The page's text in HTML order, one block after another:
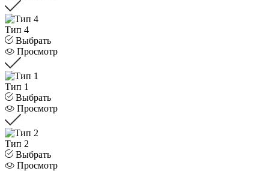
Тип 4
Выбрать
Просмотр
Тип 1
Выбрать
Просмотр
Тип 2
Выбрать
Просмотр